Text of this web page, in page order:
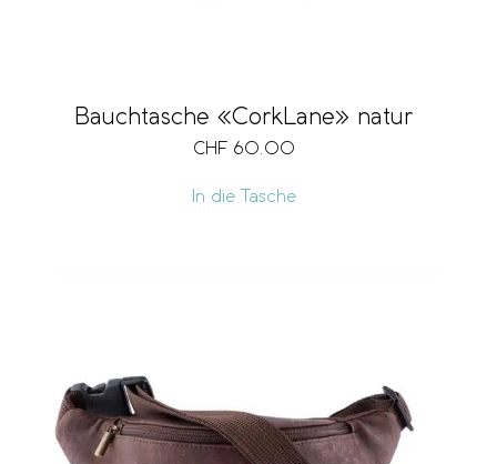
Bauchtasche «CorkLane» natur
CHF 60.00
In die Tasche